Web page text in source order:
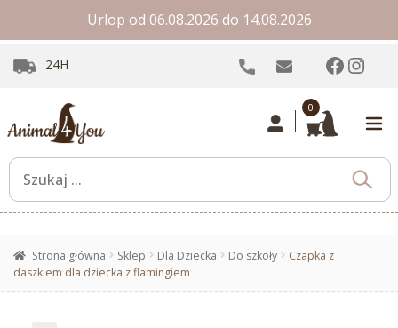
Urlop od 06.08.2026 do 14.08.2026
24H
0
Strona główna Sklep Dla Dziecka Do szkoły
Czapka z
daszkiem dla dziecka z flamingiem